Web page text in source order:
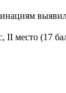
II место (17